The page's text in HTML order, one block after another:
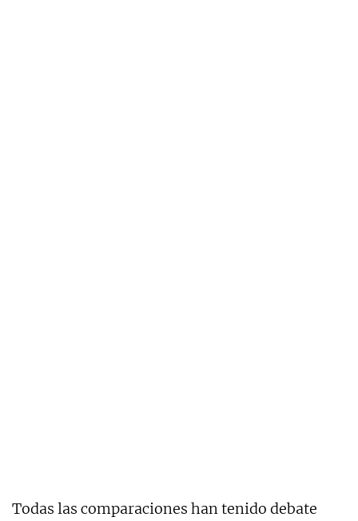
Todas las comparaciones han tenido debate